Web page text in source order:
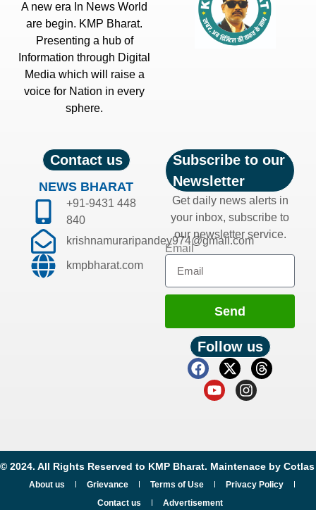
A new era In News World
are begin. KMP Bharat.
Presenting a hub of
Information through Digital
Media which will raise a
voice for Nation in every
sphere.
Contact us
NEWS BHARAT
+91-9431 448
840
krishnamuraripandey974@gmail.com
kmpbharat.com
Subscribe to our
Newsletter
Get daily news alerts in
your inbox, subscribe to
our newsletter service.
Email
Send
Follow us
© 2024. All Rights Reserved to KMP Bharat. Maintenace by Cotlas
About us Grievance Terms of Use
Privacy Policy
Contact us
Advertisement